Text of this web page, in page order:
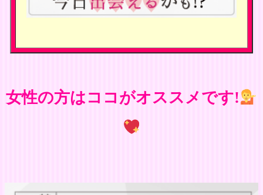
女性の方はココがオススメです!